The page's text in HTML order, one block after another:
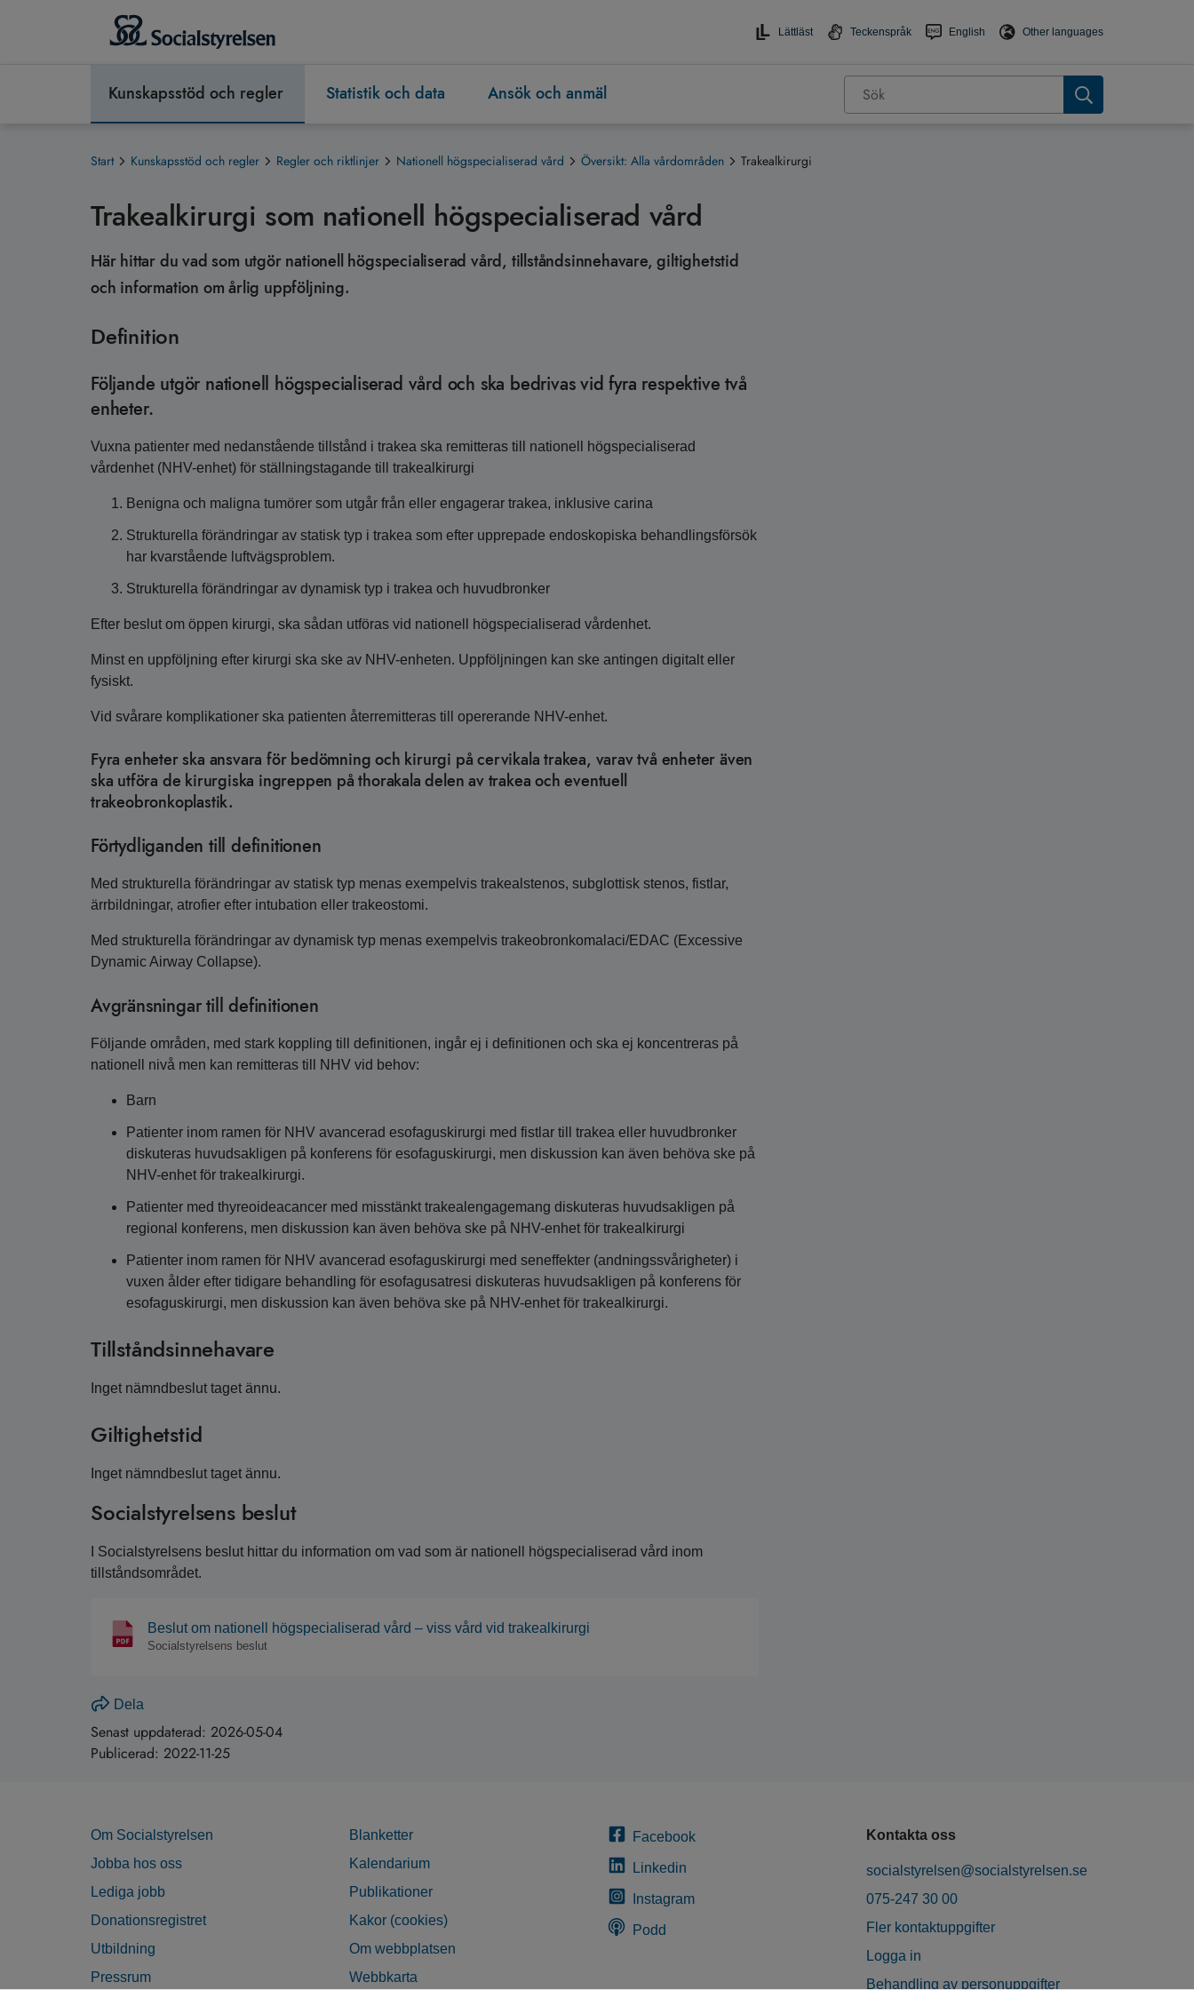
Lättläst Teckenspråk English Other languages
Kunskapsstöd och regler Statistik och data Ansök och anmäl
Start Kunskapsstöd och regler Regler och riktlinjer Nationell högspecialiserad vård Översikt: Alla vårdområden Trakealkirurgi
Trakealkirurgi som nationell högspecialiserad vård
Här hittar du vad som utgör nationell högspecialiserad vård, tillståndsinnehavare, giltighetstid
och information om årlig uppföljning.
Definition
Följande utgör nationell högspecialiserad vård och ska bedrivas vid fyra respektive två
enheter.
Vuxna patienter med nedanstående tillstånd i trakea ska remitteras till nationell högspecialiserad
vårdenhet (NHV-enhet) för ställningstagande till trakealkirurgi
Benigna och maligna tumörer som utgår från eller engagerar trakea, inklusive carina
Strukturella förändringar av statisk typ i trakea som efter upprepade endoskopiska behandlingsförsök
har kvarstående luftvägsproblem.
Strukturella förändringar av dynamisk typ i trakea och huvudbronker
Efter beslut om öppen kirurgi, ska sådan utföras vid nationell högspecialiserad vårdenhet.
Minst en uppföljning efter kirurgi ska ske av NHV-enheten. Uppföljningen kan ske antingen digitalt eller
fysiskt.
Vid svårare komplikationer ska patienten återremitteras till opererande NHV-enhet.
Fyra enheter ska ansvara för bedömning och kirurgi på cervikala trakea, varav två enheter även
ska utföra de kirurgiska ingreppen på thorakala delen av trakea och eventuell
trakeobronkoplastik.
Förtydliganden till definitionen
Med strukturella förändringar av statisk typ menas exempelvis trakealstenos, subglottisk stenos, fistlar,
ärrbildningar, atrofier efter intubation eller trakeostomi.
Med strukturella förändringar av dynamisk typ menas exempelvis trakeobronkomalaci/EDAC (Excessive
Dynamic Airway Collapse).
Avgränsningar till definitionen
Följande områden, med stark koppling till definitionen, ingår ej i definitionen och ska ej koncentreras på
nationell nivå men kan remitteras till NHV vid behov:
Barn
Patienter inom ramen för NHV avancerad esofaguskirurgi med fistlar till trakea eller huvudbronker
diskuteras huvudsakligen på konferens för esofaguskirurgi, men diskussion kan även behöva ske på
NHV-enhet för trakealkirurgi.
Patienter med thyreoideacancer med misstänkt trakealengagemang diskuteras huvudsakligen på
regional konferens, men diskussion kan även behöva ske på NHV-enhet för trakealkirurgi
Patienter inom ramen för NHV avancerad esofaguskirurgi med seneffekter (andningssvårigheter) i
vuxen ålder efter tidigare behandling för esofagusatresi diskuteras huvudsakligen på konferens för
esofaguskirurgi, men diskussion kan även behöva ske på NHV-enhet för trakealkirurgi.
Tillståndsinnehavare
Inget nämndbeslut taget ännu.
Giltighetstid
Inget nämndbeslut taget ännu.
Socialstyrelsens beslut
I Socialstyrelsens beslut hittar du information om vad som är nationell högspecialiserad vård inom
tillståndsområdet.
Beslut om nationell högspecialiserad vård – viss vård vid trakealkirurgi
Socialstyrelsens beslut
Dela
Senast uppdaterad: 2026-05-04
Publicerad: 2022-11-25
Om Socialstyrelsen
Jobba hos oss
Lediga jobb
Donationsregistret
Utbildning
Pressrum
Blanketter
Kalendarium
Publikationer
Kakor (cookies)
Om webbplatsen
Webbkarta
Facebook
Linkedin
Instagram
Podd
Kontakta oss
socialstyrelsen@socialstyrelsen.se
075-247 30 00
Fler kontaktuppgifter
Logga in
Behandling av personuppgifter